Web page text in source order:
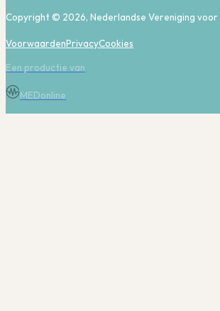
Copyright © 2026, Nederlandse Vereniging
VoorwaardenPrivacyCookies
Een productie van
MEDonline